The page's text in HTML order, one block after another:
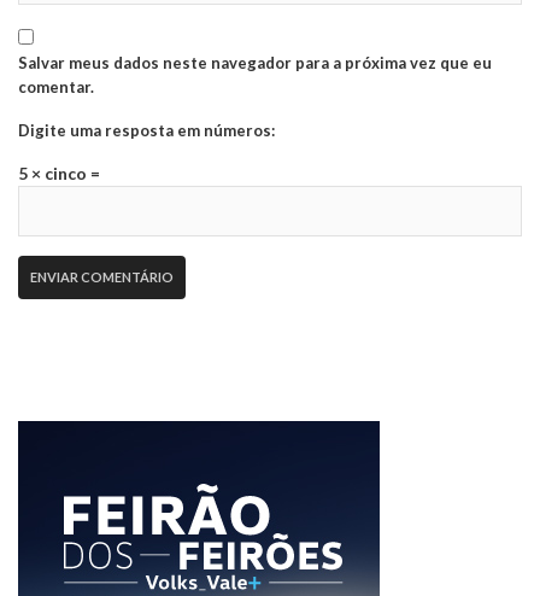
Salvar meus dados neste navegador para a próxima vez que eu
comentar.
Digite uma resposta em números:
5 × cinco =